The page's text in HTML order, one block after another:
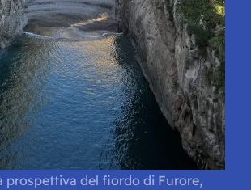
prospettiva del fiordo di Furore,